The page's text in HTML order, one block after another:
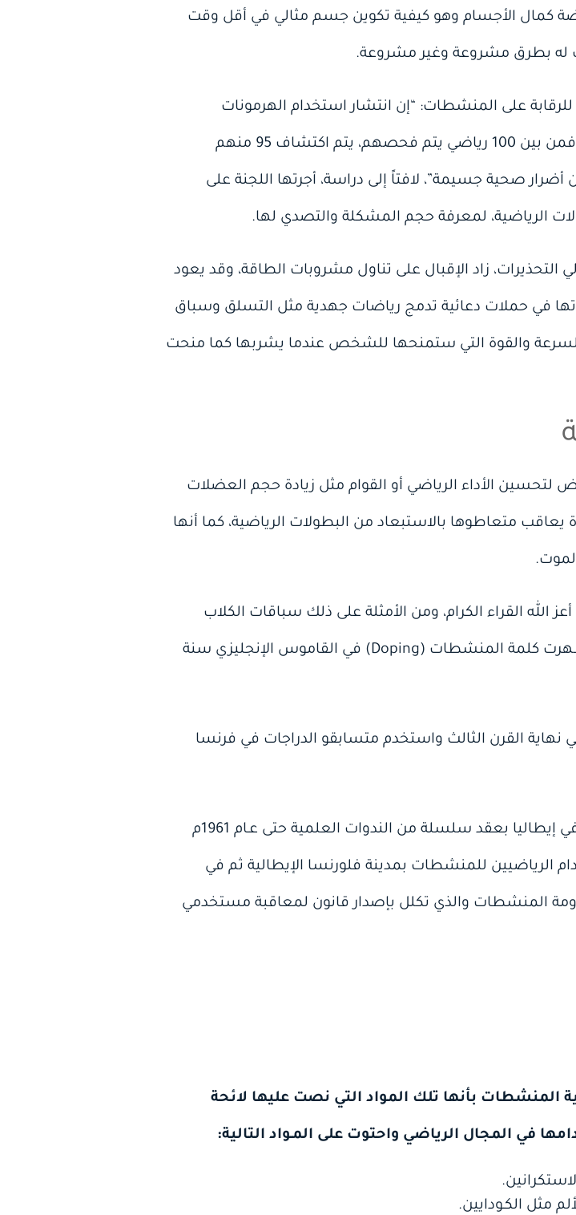
كمال الأجسام وهو كيفية تكوين جسم مثالي في أقل وقت
له بطرق مشروعة وغير مشروعة.
على المنشطات: “إن انتشار استخدام الهرمونات
المنشطة بين ممارسي رياضة بناء الأجسام كبير جدًا، فمن بين 100 رياضي يتم فحصهم، يتم اكتشاف 95 منهم
صحية جسيمة”، لافتاً إلى دراسة، أجرتها اللجنة على
الرياضية، لمعرفة حجم المشكلة والتصدي لها.
زاد الإقبال على تناول مشروبات الطاقة، وقد يعود
في حملات دعائية تدمج رياضات جهدية مثل التسلق وسباق
والقوة التي ستمنحها للشخص عندما يشربها كما منحت
لتحسين الأداء الرياضي أو القوام مثل زيادة حجم العضلات
يعاقب متعاطوها بالاستبعاد من البطولات الرياضية، كما أنها
القراء الكرام، ومن الأمثلة على ذلك سباقات الكلاب
والخيول التي كانت تقام في تلك العصور السالفة، وظهرت كلمة المنشطات (Doping) في القاموس الإنجليزي سنة
القرن الثالث واستخدم متسابقو الدراجات في فرنسا
وفي سنة 1952م بدأت مقاومة استخدام المنشطات في إيطاليا بعقد سلسلة من الندوات العلمية حتى عـام 1961م
للمنشطات بمدينة فلورنسا الإيطالية ثم في
المنشطات والذي تكلل بإصدار قانون لمعاقبة مستخدمي
المنشطات بأنها تلك المواد التي نصت عليها لائحة
مثل الكـودايين.